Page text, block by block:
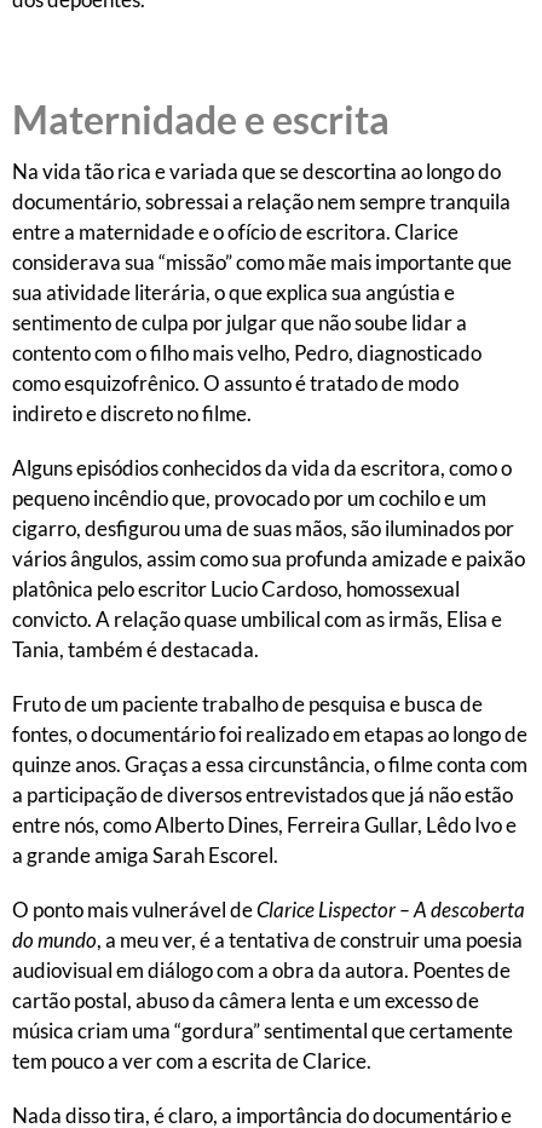
Maternidade e escrita
Na vida tão rica e variada que se descortina ao longo do
documentário, sobressai a relação nem sempre tranquila
entre a maternidade e o ofício de escritora. Clarice
considerava sua “missão” como mãe mais importante que
sua atividade literária, o que explica sua angústia e
sentimento de culpa por julgar que não soube lidar a
contento com o filho mais velho, Pedro, diagnosticado
como esquizofrênico. O assunto é tratado de modo
indireto e discreto no filme.
Alguns episódios conhecidos da vida da escritora, como o
pequeno incêndio que, provocado por um cochilo e um
cigarro, desfigurou uma de suas mãos, são iluminados por
vários ângulos, assim como sua profunda amizade e paixão
platônica pelo escritor Lucio Cardoso, homossexual
convicto. A relação quase umbilical com as irmãs, Elisa e
Tania, também é destacada.
Fruto de um paciente trabalho de pesquisa e busca de
fontes, o documentário foi realizado em etapas ao longo de
quinze anos. Graças a essa circunstância, o filme conta com
a participação de diversos entrevistados que já não estão
entre nós, como Alberto Dines, Ferreira Gullar, Lêdo Ivo e
a grande amiga Sarah Escorel.
O ponto mais vulnerável deClarice Lispector – A descoberta
do mundo, a meu ver, é a tentativa de construir uma poesia
audiovisual em diálogo com a obra da autora. Poentes de
cartão postal, abuso da câmera lenta e um excesso de
música criam uma “gordura” sentimental que certamente
tem pouco a ver com a escrita de Clarice.
Nada disso tira, é claro, a importância do documentário e